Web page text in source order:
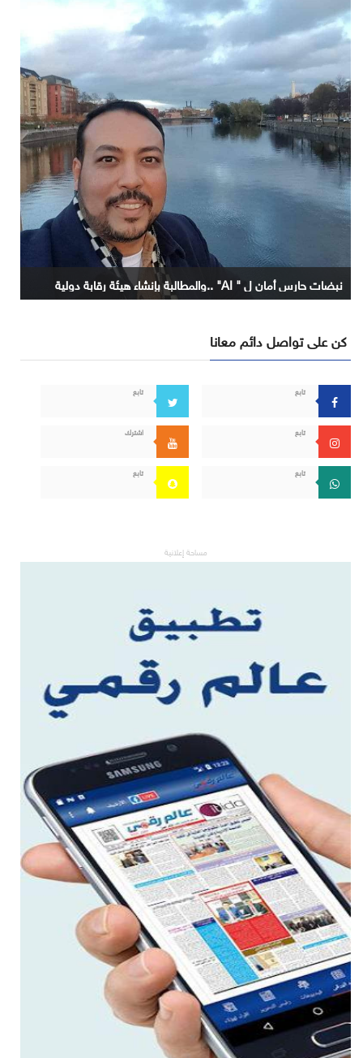
نبضات حارس أمان ل " AI" ..والمطالبة بإنشاء هيئة رقابة دولية
كن على تواصل دائم معانا
تابع تابع
تابع اشترك
تابع تابع
مساحة إعلانية